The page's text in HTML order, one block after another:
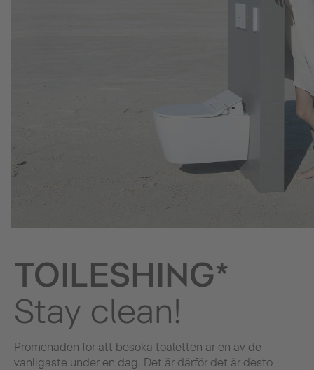
TOILESHING*
Stay clean!
Promenaden för att besöka toaletten är en av de
vanligaste under en dag. Det är därför det är desto